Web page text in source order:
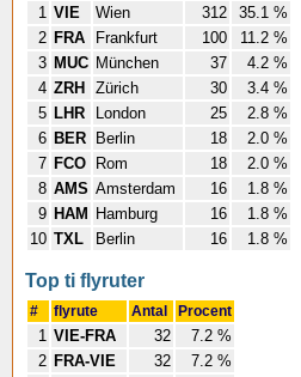
1 VIE Wien 312
35.1 %
2 FRA Frankfurt 100
11.2 %
3 MUC München 37
4.2 %
4 ZRH Zürich 30
3.4 %
5 LHR London 25
2.8 %
6 BER Berlin 18
2.0 %
7 FCO Rom 18
2.0 %
8 AMS Amsterdam 16
1.8 %
9 HAM Hamburg 16
1.8 %
10 TXL Berlin 16 1.8 %
Top ti flyruter
# flyrute Antal Procent
1 VIE-FRA 32
7.2 %
2 FRA-VIE 32 7.2 %